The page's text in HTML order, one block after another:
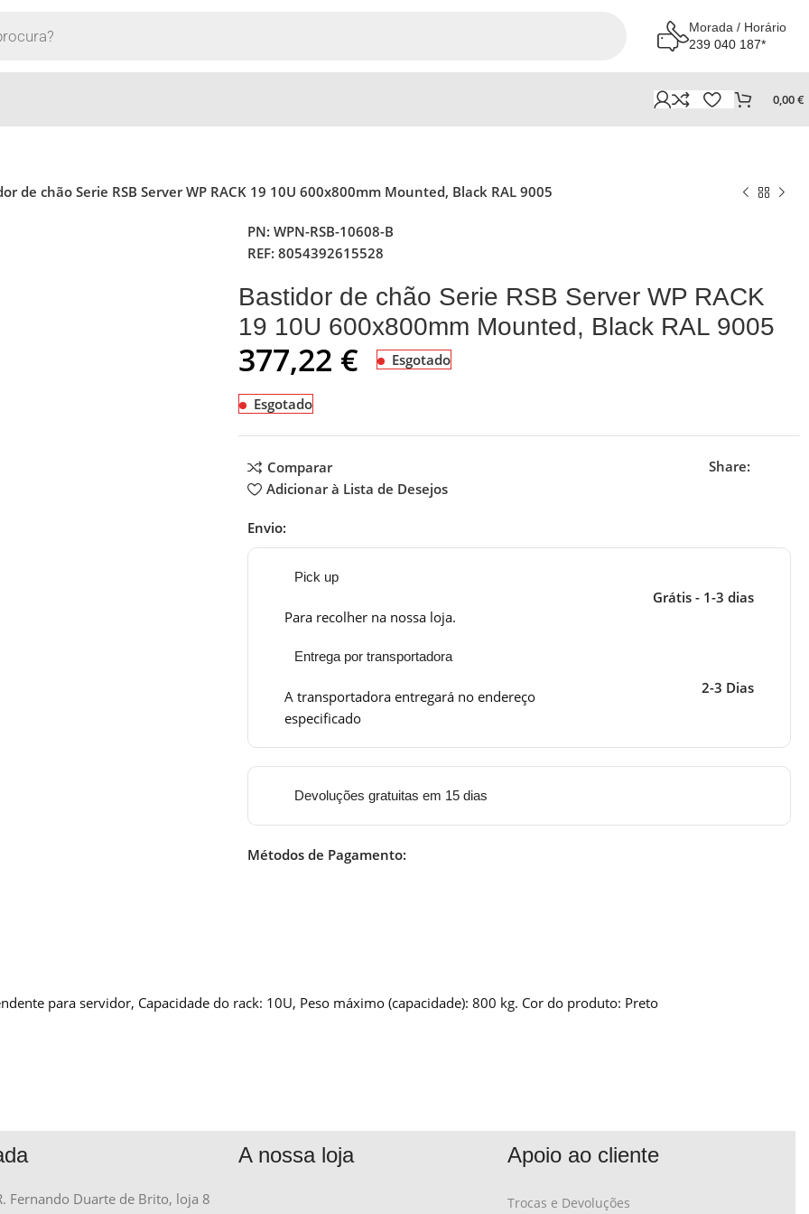
Morada / Horário
239 040 187*
0,00€
de chão Serie RSB Server WP RACK 19 10U 600x800mm Mounted, Black RAL 9005
PN: WPN-RSB-10608-B
REF: 8054392615528
Bastidor de chão Serie RSB Server WP RACK
19 10U 600x800mm Mounted, Black RAL 9005
377,22 € Esgotado
Esgotado
Comparar
Adicionar à Lista de Desejos
Share:
Envio:
Pick up
Para recolher na nossa loja.
Grátis - 1-3 dias
Entrega por transportadora
A transportadora entregará no endereço
especificado
2-3 Dias
Devoluções gratuitas em 15 dias
Métodos de Pagamento:
para servidor, Capacidade do rack: 10U, Peso máximo (capacidade): 800 kg. Cor do produto: Preto
Fernando Duarte de Brito, loja 8
A nossa loja Apoio ao cliente
Trocas e Devoluções